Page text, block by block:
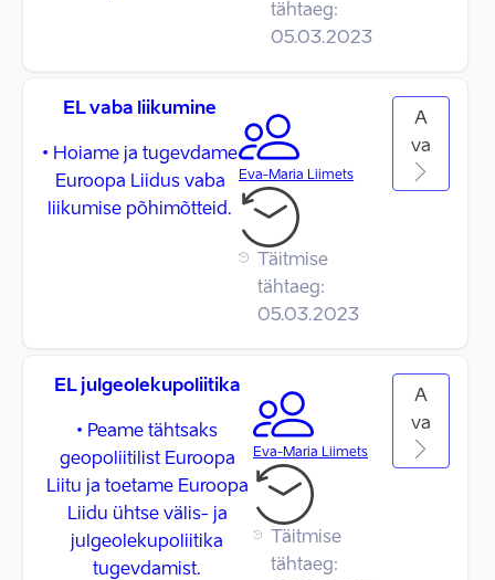
tähtaeg:
05.03.2023
EL vaba liikumine
• Hoiame ja tugevdame
Euroopa Liidus vaba
liikumise põhimõtteid.
Eva-Maria Liimets
Täitmise
tähtaeg:
05.03.2023
A
va
EL julgeolekupoliitika
• Peame tähtsaks
geopoliitilist Euroopa
Liitu ja toetame Euroopa
Liidu ühtse välis- ja
julgeolekupoliitika
tugevdamist.
Eva-Maria Liimets
Täitmise
tähtaeg:
A
va